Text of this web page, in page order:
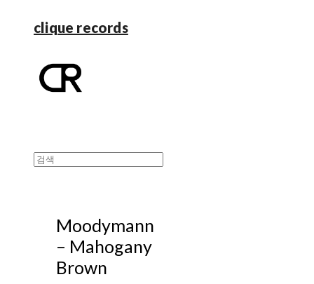
clique records
Moodymann
– Mahogany
Brown